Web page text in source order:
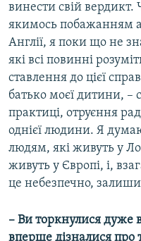
винести свій вердикт.
якимось побажанням
Англії, я поки що не
які всі повинні
ставлення до цієї
батько моєї дитини, –
практиці, отруєння
однієї людини. Я
людям, які живуть у
живуть у Європі, і,
це небезпечно,
– Ви торкнулися дуже
вперше дізналися про